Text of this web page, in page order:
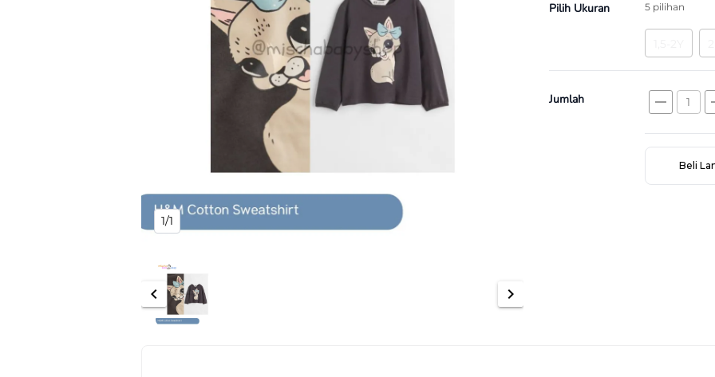
1/1
chevron_left chevron_right
Pilih Ukuran 5 pilihan
Jumlah remove
Beli